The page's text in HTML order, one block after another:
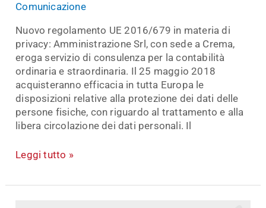
Comunicazione
Nuovo regolamento UE 2016/679 in materia di
privacy: Amministrazione Srl, con sede a Crema,
eroga servizio di consulenza per la contabilità
ordinaria e straordinaria. Il 25 maggio 2018
acquisteranno efficacia in tutta Europa le
disposizioni relative alla protezione dei dati delle
persone fisiche, con riguardo al trattamento e alla
libera circolazione dei dati personali. Il
Leggi tutto »